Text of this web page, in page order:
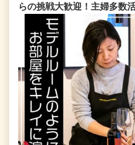
らの挑戦大歓迎！主婦多数